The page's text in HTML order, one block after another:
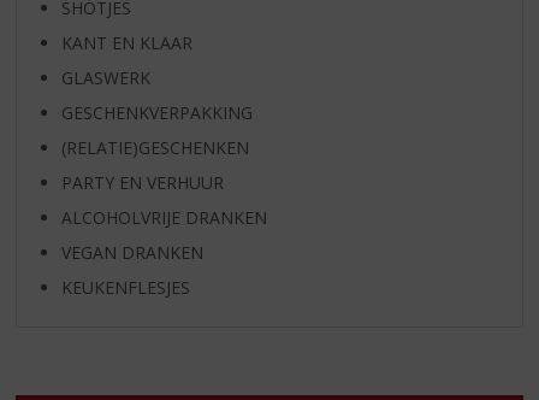
SHOTJES
KANT EN KLAAR
GLASWERK
GESCHENKVERPAKKING
(RELATIE)GESCHENKEN
PARTY EN VERHUUR
ALCOHOLVRIJE DRANKEN
VEGAN DRANKEN
KEUKENFLESJES